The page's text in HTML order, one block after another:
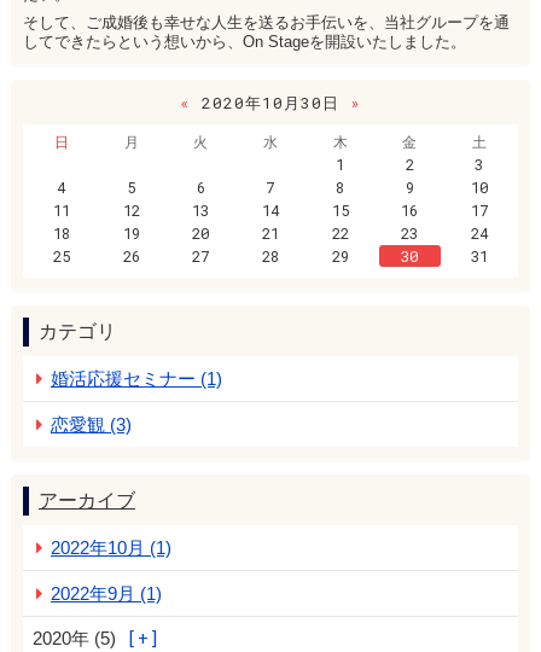
そして、ご成婚後も幸せな人生を送るお手伝いを、当社グループを通
してできたらという想いから、On Stageを開設いたしました。
« 2020年10月30日
»
日
月 火 水 木 金
土
1
2
3
4
5 6 7 8 9
10
11
12 13 14 15 16
17
18
19 20 21 22 23
24
25
26 27 28 29 30 31
カテゴリ
婚活応援セミナー (1)
恋愛観 (3)
アーカイブ
2022年10月 (1)
2022年9月 (1)
2020年 (5)